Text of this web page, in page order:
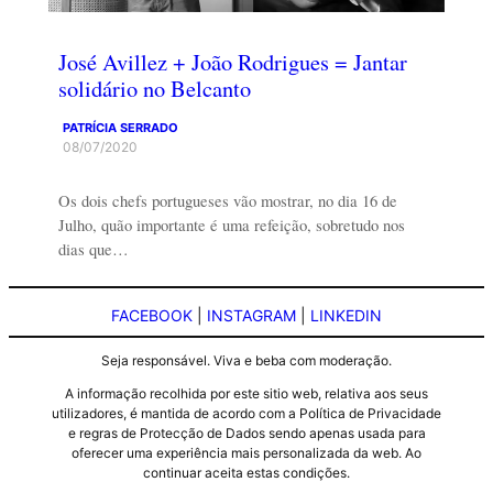
José Avillez + João Rodrigues = Jantar
solidário no Belcanto
PATRÍCIA SERRADO
08/07/2020
Os dois chefs portugueses vão mostrar, no dia 16 de
Julho, quão importante é uma refeição, sobretudo nos
dias que…
FACEBOOK INSTAGRAM LINKEDIN
Seja responsável. Viva e beba com moderação.
A informação recolhida por este sitio web, relativa aos seus
utilizadores, é mantida de acordo com a Política de Privacidade
e regras de Protecção de Dados sendo apenas usada para
oferecer uma experiência mais personalizada da web. Ao
continuar aceita estas condições.